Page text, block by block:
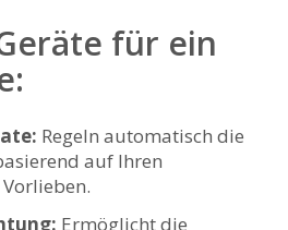
für ein
Regeln automatisch ⁤die
auf Ihren
Ermöglicht die